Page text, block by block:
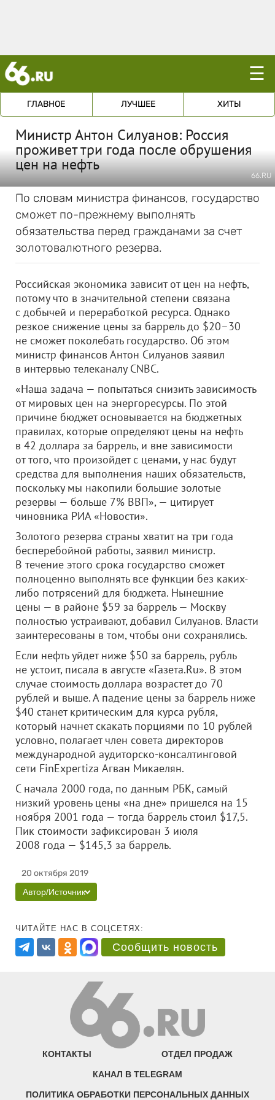
☰
ГЛАВНОЕ ЛУЧШЕЕ ХИТЫ
Министр Антон Силуанов: Россия
проживет три года после обрушения
цен на нефть
66.RU
По словам министра финансов, государство
сможет по-прежнему выполнять
обязательства перед гражданами за счет
золотовалютного резерва.
Российская экономика зависит от цен на нефть,
потому что в значительной степени связана
с добычей и переработкой ресурса. Однако
резкое снижение цены за баррель до $20–30
не сможет поколебать государство. Об этом
министр финансов Антон Силуанов заявил
в интервью телеканалу CNBC.
«Наша задача — попытаться снизить зависимость
от мировых цен на энергоресурсы. По этой
причине бюджет основывается на бюджетных
правилах, которые определяют цены на нефть
в 42 доллара за баррель, и вне зависимости
от того, что произойдет с ценами, у нас будут
средства для выполнения наших обязательств,
поскольку мы накопили большие золотые
резервы — больше 7% ВВП», — цитирует
чиновника РИА «Новости».
Золотого резерва страны хватит на три года
бесперебойной работы, заявил министр.
В течение этого срока государство сможет
полноценно выполнять все функции без каких-
либо потрясений для бюджета. Нынешние
цены — в районе $59 за баррель — Москву
полностью устраивают, добавил Силуанов. Власти
заинтересованы в том, чтобы они сохранялись.
Если нефть уйдет ниже $50 за баррель, рубль
не устоит, писала в августе «Газета.Ru». В этом
случае стоимость доллара возрастет до 70
рублей и выше. А падение цены за баррель ниже
$40 станет критическим для курса рубля,
который начнет скакать порциями по 10 рублей
условно, полагает член совета директоров
международной аудиторско-консалтинговой
сети FinExpertiza Агван Микаелян.
С начала 2000 года, по данным РБК, самый
низкий уровень цены «на дне» пришелся на 15
ноября 2001 года — тогда баррель стоил $17,5.
Пик стоимости зафиксирован 3 июля
2008 года — $145,3 за баррель.
20 октября 2019
Автор/Источник
ЧИТАЙТЕ НАС В СОЦСЕТЯХ:
Сообщить новость
КОНТАКТЫ ОТДЕЛ ПРОДАЖ
КАНАЛ В TELEGRAM
ПОЛИТИКА ОБРАБОТКИ ПЕРСОНАЛЬНЫХ ДАННЫХ